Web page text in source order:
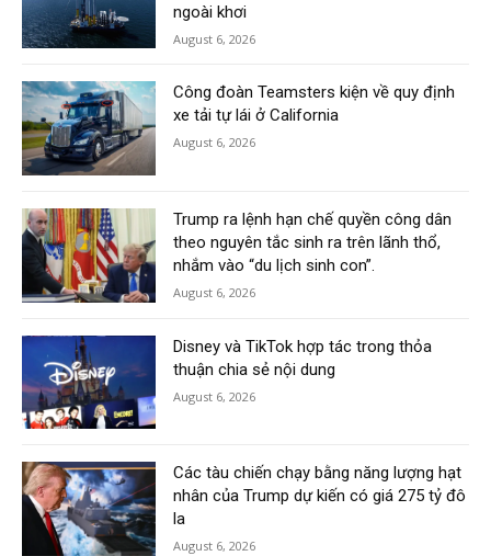
ngoài khơi
August 6, 2026
Công đoàn Teamsters kiện về quy định
xe tải tự lái ở California
August 6, 2026
Trump ra lệnh hạn chế quyền công dân
theo nguyên tắc sinh ra trên lãnh thổ,
nhắm vào “du lịch sinh con”.
August 6, 2026
Disney và TikTok hợp tác trong thỏa
thuận chia sẻ nội dung
August 6, 2026
Các tàu chiến chạy bằng năng lượng hạt
nhân của Trump dự kiến có giá 275 tỷ đô
la
August 6, 2026